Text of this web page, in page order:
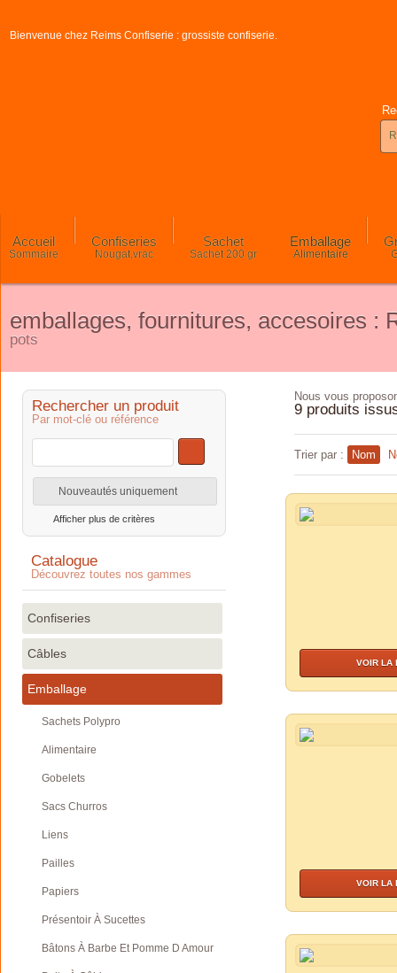
Bienvenue chez Reims Confiserie : grossiste confiserie.
Accueil
Sommaire
Confiseries
Nougat,vrac
Sachet
Sachet 200 gr
Emballage
Alimentaire
emballages, fournitures, accesoires :
pots
Rechercher un produit
Par mot-clé ou référence
Nouveautés uniquement
Afficher plus de critères
Catalogue
Découvrez toutes nos gammes
Confiseries
Câbles
Emballage
Sachets Polypro
Alimentaire
Gobelets
Sacs Churros
Liens
Pailles
Papiers
Présentoir À Sucettes
Bâtons À Barbe Et Pomme D Amour
Nous vous
9 produits
Trier par : Nom
VOIR LA
VOIR LA